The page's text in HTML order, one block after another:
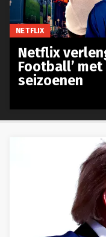
NETFLIX
Netflix
Football’
seizoenen